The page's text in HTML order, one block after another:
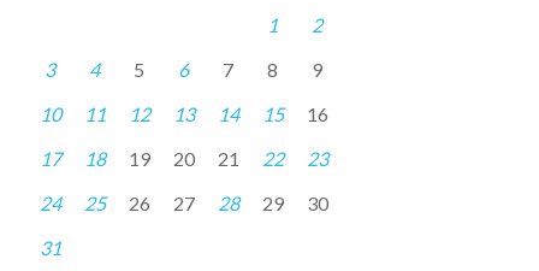
1
2
3
4 5 6 7 8
9
10
11 12 13 14 15
16
17
18 19 20 21 22
23
24
25 26 27 28 29
30
31